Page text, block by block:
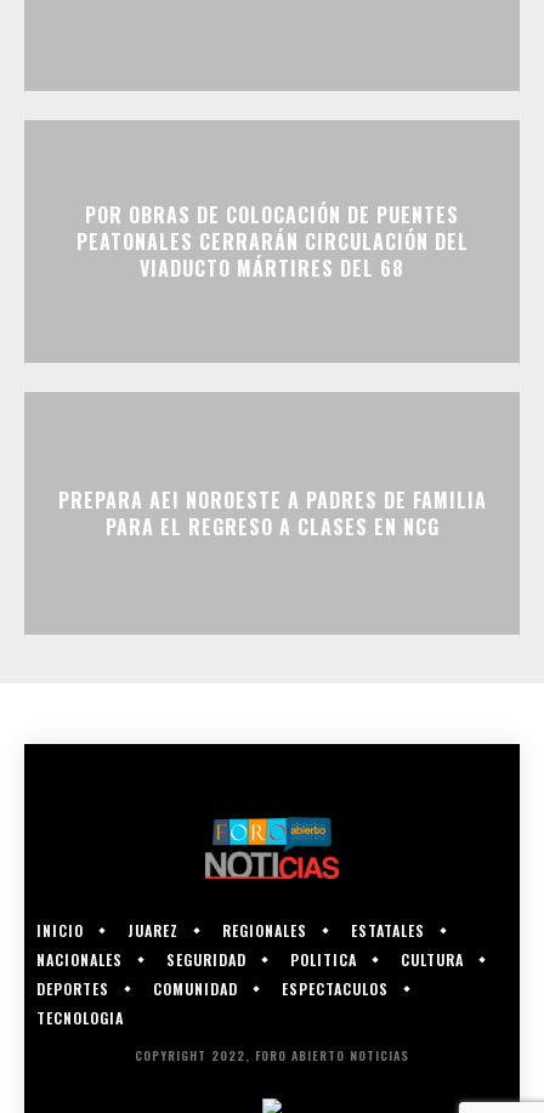
POR OBRAS DE COLOCACIÓN DE PUENTES
PEATONALES CERRARÁN CIRCULACIÓN DEL
VIADUCTO MÁRTIRES DEL 68
PREPARA AEI NOROESTE A PADRES DE FAMILIA
PARA EL REGRESO A CLASES EN NCG
INICIO JUAREZ REGIONALES
ESTATALES
NACIONALES
SEGURIDAD POLITICA
CULTURA
DEPORTES
COMUNIDAD
ESPECTACULOS
TECNOLOGIA
COPYRIGHT 2022, FORO ABIERTO NOTICIAS